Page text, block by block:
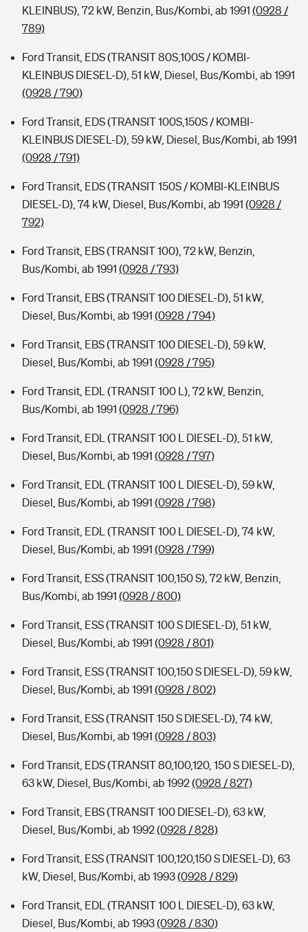
KLEINBUS), 72 kW, Benzin, Bus/Kombi, ab 1991 (0928 /
789)
Ford Transit, EDS (TRANSIT 80S,100S / KOMBI-
KLEINBUS DIESEL-D), 51 kW, Diesel, Bus/Kombi, ab 1991
(0928 / 790)
Ford Transit, EDS (TRANSIT 100S,150S / KOMBI-
KLEINBUS DIESEL-D), 59 kW, Diesel, Bus/Kombi, ab 1991
(0928 / 791)
Ford Transit, EDS (TRANSIT 150S / KOMBI-KLEINBUS
DIESEL-D), 74 kW, Diesel, Bus/Kombi, ab 1991 (0928 /
792)
Ford Transit, EBS (TRANSIT 100), 72 kW, Benzin,
Bus/Kombi, ab 1991 (0928 / 793)
Ford Transit, EBS (TRANSIT 100 DIESEL-D), 51 kW,
Diesel, Bus/Kombi, ab 1991 (0928 / 794)
Ford Transit, EBS (TRANSIT 100 DIESEL-D), 59 kW,
Diesel, Bus/Kombi, ab 1991 (0928 / 795)
Ford Transit, EDL (TRANSIT 100 L), 72 kW, Benzin,
Bus/Kombi, ab 1991 (0928 / 796)
Ford Transit, EDL (TRANSIT 100 L DIESEL-D), 51 kW,
Diesel, Bus/Kombi, ab 1991 (0928 / 797)
Ford Transit, EDL (TRANSIT 100 L DIESEL-D), 59 kW,
Diesel, Bus/Kombi, ab 1991 (0928 / 798)
Ford Transit, EDL (TRANSIT 100 L DIESEL-D), 74 kW,
Diesel, Bus/Kombi, ab 1991 (0928 / 799)
Ford Transit, ESS (TRANSIT 100,150 S), 72 kW, Benzin,
Bus/Kombi, ab 1991 (0928 / 800)
Ford Transit, ESS (TRANSIT 100 S DIESEL-D), 51 kW,
Diesel, Bus/Kombi, ab 1991 (0928 / 801)
Ford Transit, ESS (TRANSIT 100,150 S DIESEL-D), 59 kW,
Diesel, Bus/Kombi, ab 1991 (0928 / 802)
Ford Transit, ESS (TRANSIT 150 S DIESEL-D), 74 kW,
Diesel, Bus/Kombi, ab 1991 (0928 / 803)
Ford Transit, EDS (TRANSIT 80,100,120, 150 S DIESEL-D),
63 kW, Diesel, Bus/Kombi, ab 1992(0928 / 827)
Ford Transit, EBS (TRANSIT 100 DIESEL-D), 63 kW,
Diesel, Bus/Kombi, ab 1992(0928 / 828)
Ford Transit, ESS (TRANSIT 100,120,150 S DIESEL-D), 63
kW, Diesel, Bus/Kombi, ab 1993(0928 / 829)
Ford Transit, EDL (TRANSIT 100 L DIESEL-D), 63 kW,
Diesel, Bus/Kombi, ab 1993(0928 / 830)